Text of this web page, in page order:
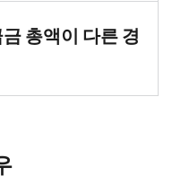
하기 위하여 배우자의
총액이 다른 경
와 온라인 계정상의 총액
정보가 기재되어 있습